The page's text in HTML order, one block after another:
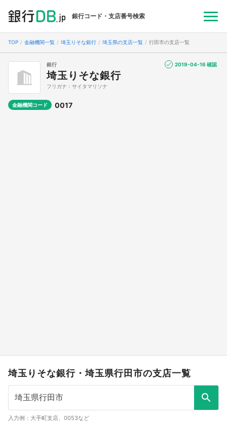
銀行コード・支店番号検索
TOP 金融機関一覧 埼玉りそな銀行 埼玉県の支店一覧 行田市の支店一覧
銀行
埼玉りそな銀行
フリガナ：サイタマリソナ
金融機関コード 0017
2019-04-16 確認
埼玉りそな銀行・埼玉県行田市の支店一覧
入力例：大手町支店、0053など